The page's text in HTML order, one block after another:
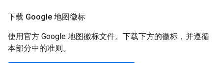
下载 Google 地图徽标
使用官方 Google 地图徽标文件。下载下方的徽标，并遵循
本部分中的准则。